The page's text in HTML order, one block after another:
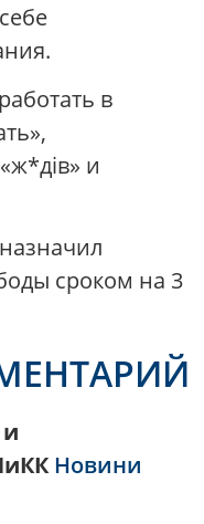
в
и
сроком на 3
и
Новини